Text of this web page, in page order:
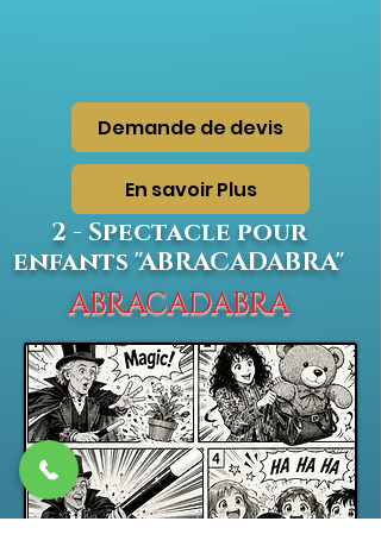
Demande de devis
En savoir Plus
2 - Spectacle pour
enfants "ABRACADABRA"
ABRACADABRA